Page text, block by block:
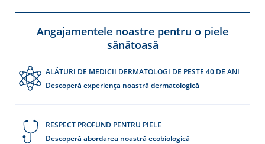
Angajamentele noastre pentru o piele
sănătoasă
ALĂTURI DE MEDICII DERMATOLOGI DE PESTE 40 DE ANI
Descoperă experiența noastră dermatologică
RESPECT PROFUND PENTRU PIELE
Descoperă abordarea noastră ecobiologică